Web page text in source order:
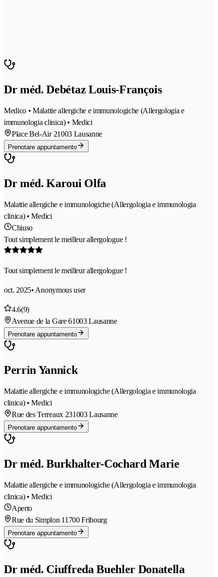
Dr méd. Debétaz Louis-François
Medico • Malattie allergiche e immunologiche (Allergologia e
immunologia clinica) • Medici
Place Bel-Air 21003 Lausanne
Prenotare appuntamento
Dr méd. Karoui Olfa
Malattie allergiche e immunologiche (Allergologia e immunologia
clinica) • Medici
Chiuso
Tout simplement le meilleur allergologue !
Tout simplement le meilleur allergologue !
oct. 2025• Anonymous user
4.6(9)
Avenue de la Gare 61003 Lausanne
Prenotare appuntamento
Perrin Yannick
Malattie allergiche e immunologiche (Allergologia e immunologia
clinica) • Medici
Rue des Terreaux 231003 Lausanne
Prenotare appuntamento
Dr méd. Burkhalter-Cochard Marie
Malattie allergiche e immunologiche (Allergologia e immunologia
clinica) • Medici
Aperto
Rue du Simplon 11700 Fribourg
Prenotare appuntamento
Dr méd. Ciuffreda Buehler Donatella